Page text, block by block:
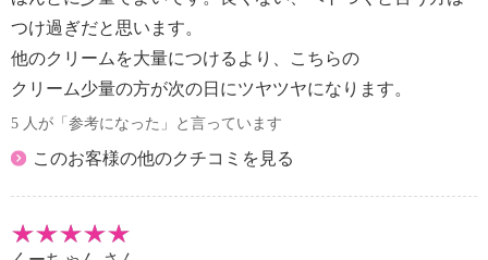
つけ過ぎだと思います。
他のクリームを大量につけるより、こちらの
クリーム少量の方が次の日にツヤツヤになります。
5 人が「参考になった」と言っています
このお客様の他のクチコミを見る